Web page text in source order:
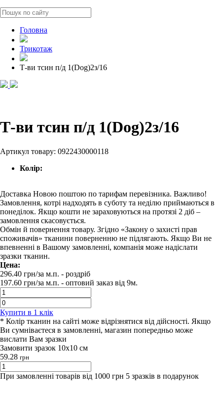
Головна
Трикотаж
Т-ви тсин п/д 1(Dog)2з/16
Т-ви тсин п/д 1(Dog)2з/16
Артикул товару: 0922430000118
Колір:
Доставка Новою поштою по тарифам перевізника. Важливо!
Замовлення, котрі надходять в суботу та неділю приймаються в
понеділок. Якщо кошти не зараховуються на протязі 2 діб –
замовлення скасовується.
Обмін й повернення товару. Згідно «Закону о захисті прав
споживачів» тканини поверненню не підлягають. Якщо Ви не
впевненні в Вашому замовленні, компанія може надіслати
зразки тканин.
Цена:
296.40 грн/за м.п. - роздрiб
197.60 грн/за м.п. - оптовий заказ вiд 9м.
Купити в 1 клiк
* Колір тканин на сайті може відрізнятися від дійсності. Якщо
Ви сумніваєтеся в замовленні, магазин попередньо може
вислати Вам зразки
Замовити зразок 10х10 см
59.28 грн
При замовленні товарів від 1000 грн 5 зразків в подарунок